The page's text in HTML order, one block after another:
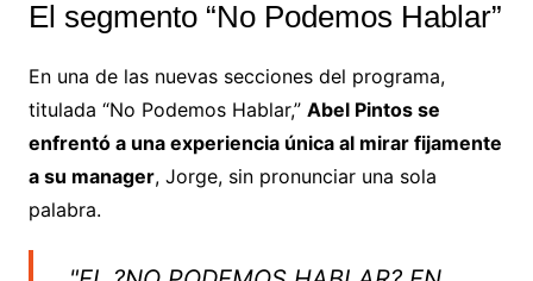
El segmento “No Podemos Hablar”
En una de las nuevas secciones del programa,
titulada “No Podemos Hablar,” Abel Pintos se
enfrentó a una experiencia única al mirar fijamente
a su manager, Jorge, sin pronunciar una sola
palabra.